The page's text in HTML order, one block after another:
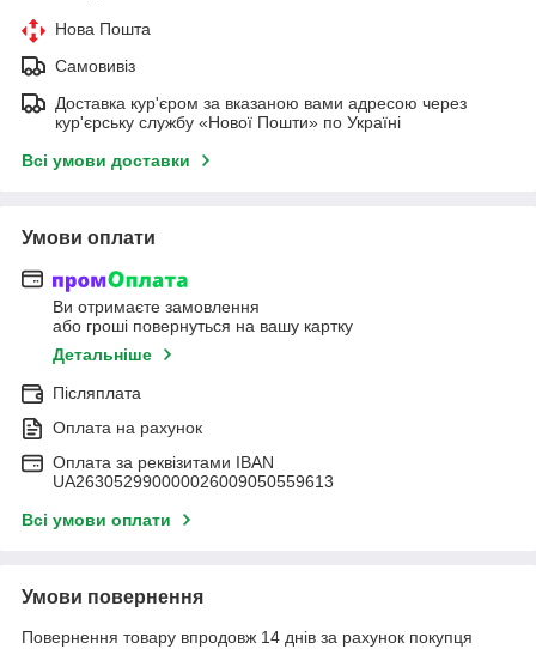
Нова Пошта
Самовивіз
Доставка кур'єром за вказаною вами адресою через
кур'єрську службу «Нової Пошти» по Україні
Всі умови доставки
Умови оплати
Ви отримаєте замовлення
або гроші повернуться на вашу картку
Детальніше
Післяплата
Оплата на рахунок
Оплата за реквізитами IBAN
UA263052990000026009050559613
Всі умови оплати
Умови повернення
Повернення товару впродовж 14 днів за рахунок покупця